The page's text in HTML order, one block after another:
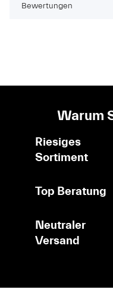
Bewertungen
Warum
Riesiges
Sortiment
Top Beratung
Neutraler
Versand